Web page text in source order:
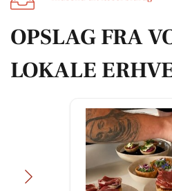
OPSLAG FRA
LOKALE